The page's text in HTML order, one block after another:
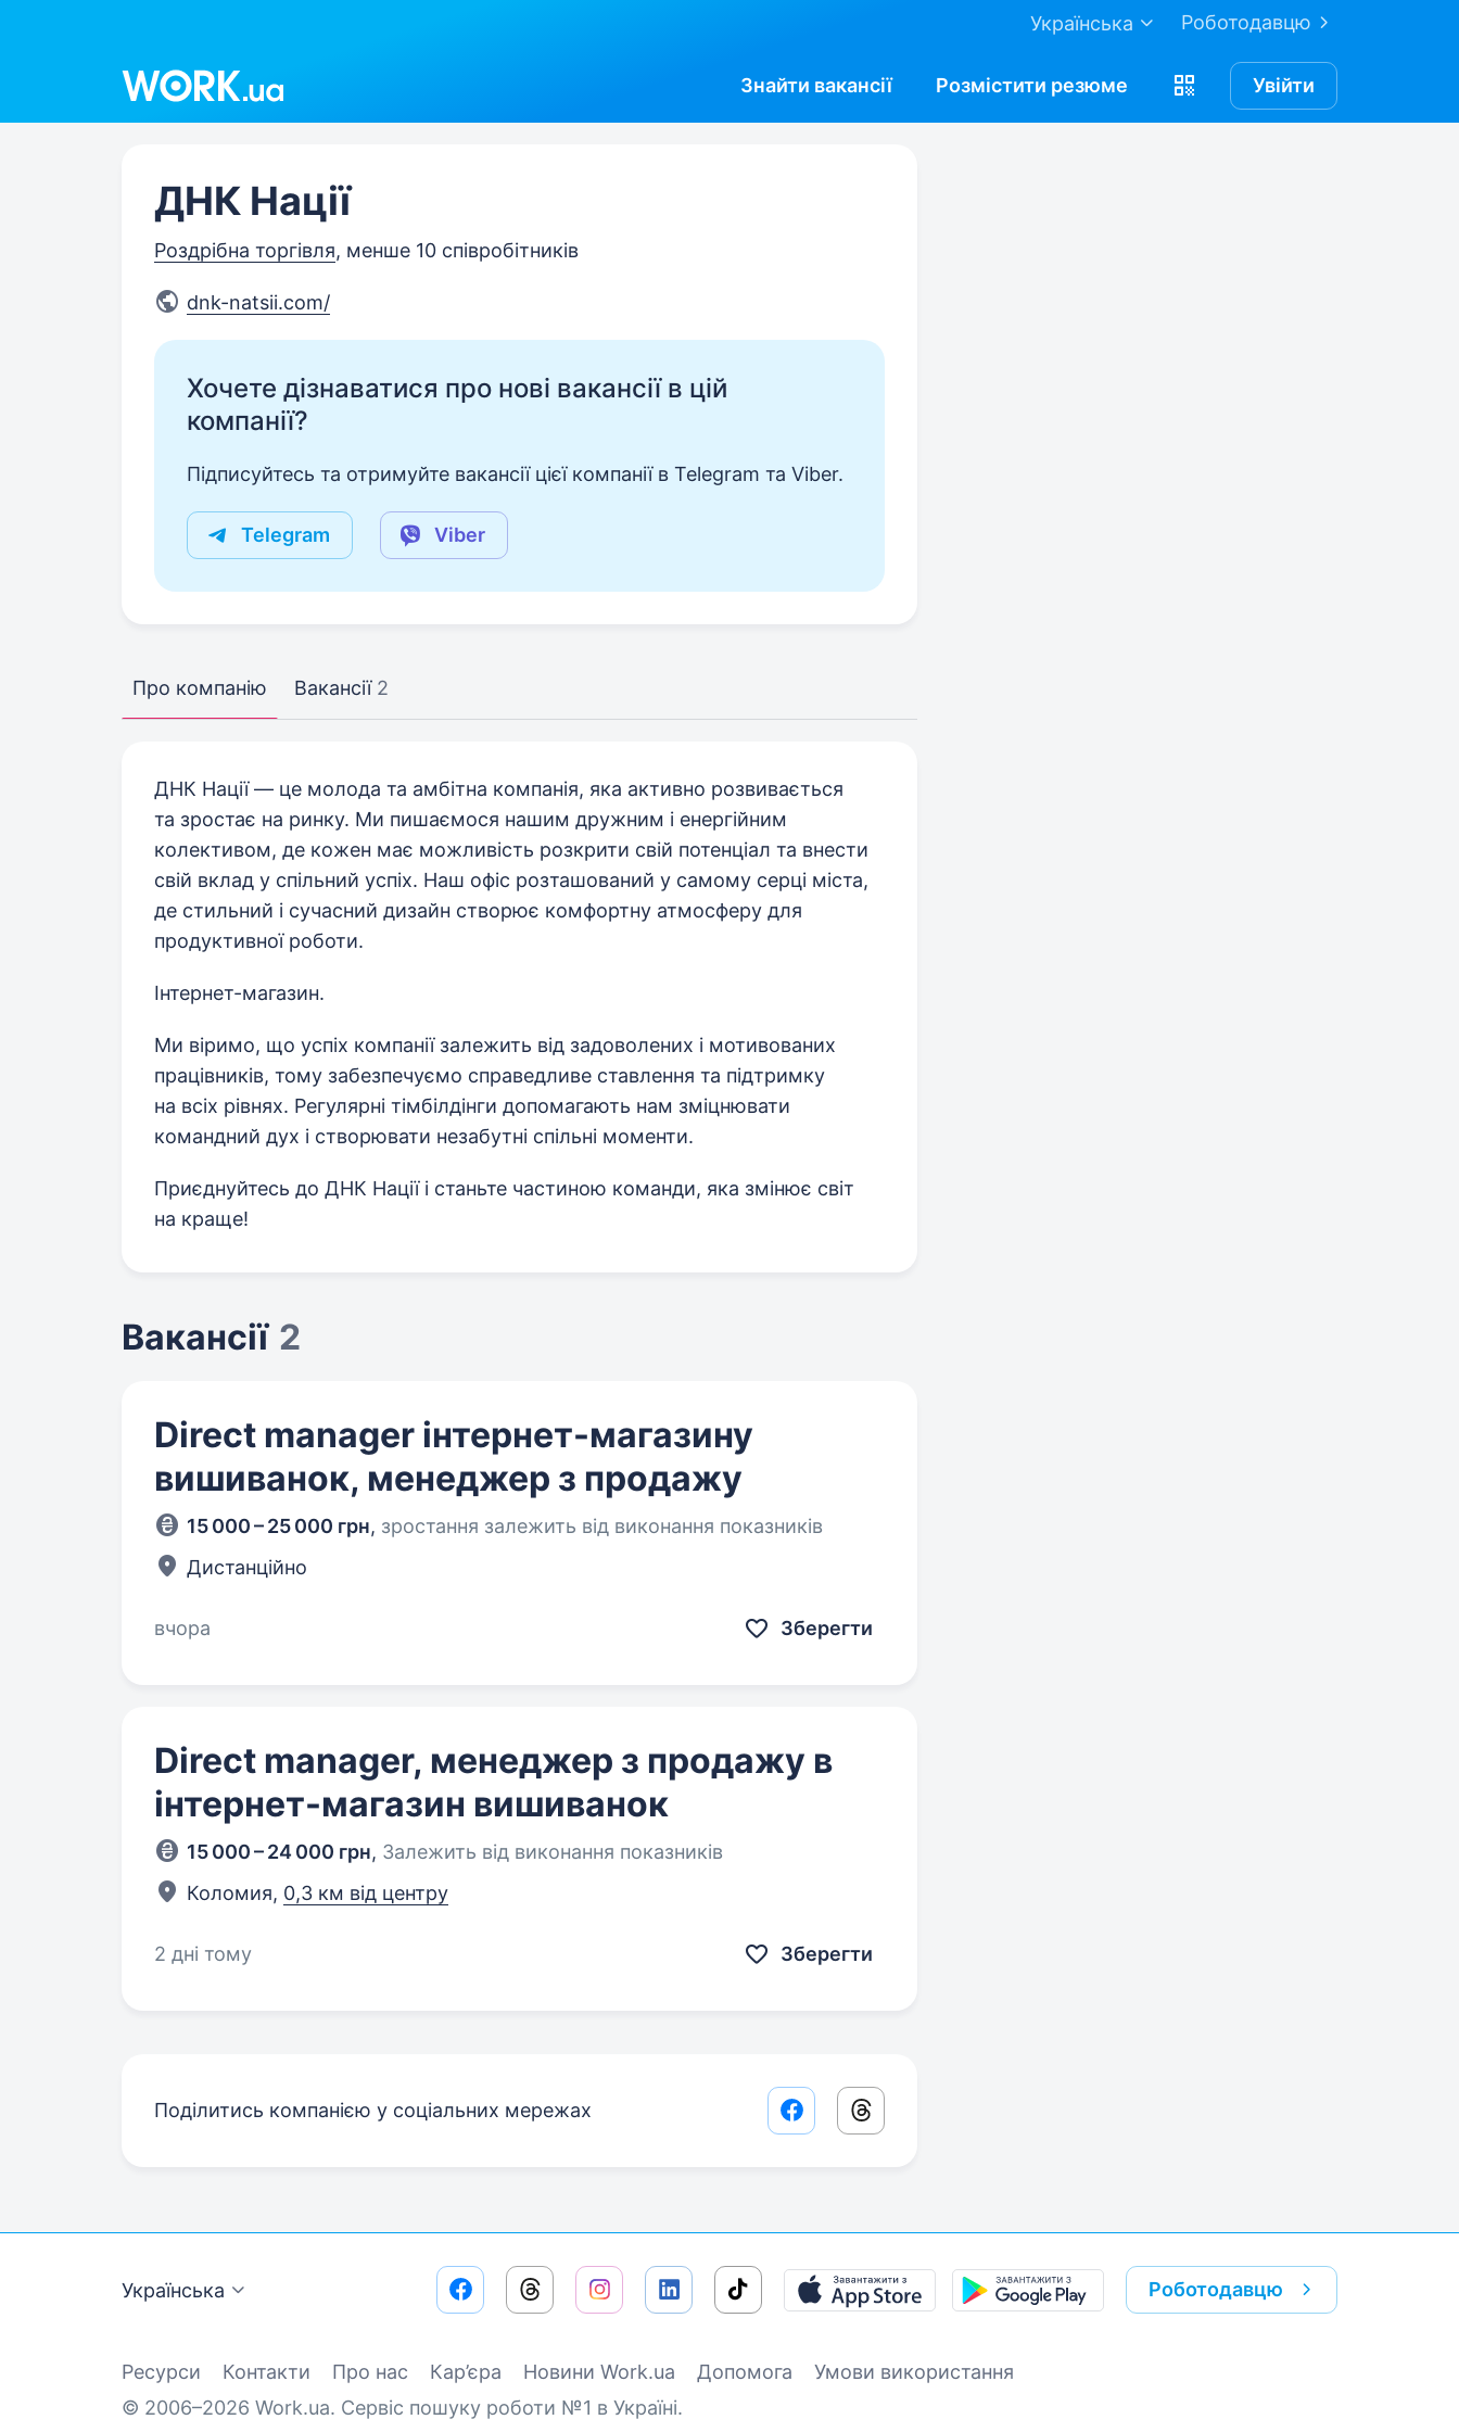
Роботодавцю
Українська
Знайти вакансії Розмістити резюме Увійти
ДНК Нації
Роздрібна торгівля, менше 10 співробітників
dnk-natsii.com/
Хочете дізнаватися про нові вакансії в цій
компанії?
Підписуйтесь та отримуйте вакансії цієї компанії в Telegram та Viber.
Telegram Viber
Про компанію Вакансії 2
ДНК Нації — це молода та амбітна компанія, яка активно розвивається
та зростає на ринку. Ми пишаємося нашим дружним і енергійним
колективом, де кожен має можливість розкрити свій потенціал та внести
свій вклад у спільний успіх. Наш офіс розташований у самому серці міста,
де стильний і сучасний дизайн створює комфортну атмосферу для
продуктивної роботи.
Інтернет-магазин.
Ми віримо, що успіх компанії залежить від задоволених і мотивованих
працівників, тому забезпечуємо справедливе ставлення та підтримку
на всіх рівнях. Регулярні тімбілдінги допомагають нам зміцнювати
командний дух і створювати незабутні спільні моменти.
Приєднуйтесь до ДНК Нації і станьте частиною команди, яка змінює світ
на краще!
Вакансії 2
Direct manager інтернет-магазину
вишиванок, менеджер з продажу
15 000 – 25 000 грн, зростання залежить від виконання показників
Дистанційно
вчора Зберегти
Direct manager, менеджер з продажу в
інтернет-магазин вишиванок
15 000 – 24 000 грн, Залежить від виконання показників
Коломия, 0,3 км від центру
2 дні тому Зберегти
Поділитись компанією у соціальних мережах Facebook share link
Threads share link
Українська Роботодавцю
Ресурси Контакти Про нас Кар’єра Новини Work.ua Допомога
Умови використання
© 2006–2026 Work.ua. Сервіс пошуку роботи №1 в Україні.